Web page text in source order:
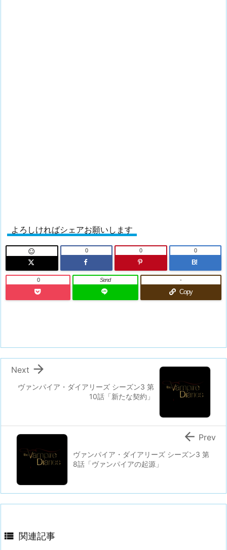
よろしければシェアお願いします
 0 0
B!
0
0 Send
Copy
-
ヴァンパイア・ダイアリーズ シーズン3 第
10話「新たな契約」

Next
ヴァンパイア・ダイアリーズ シーズン3 第
8話「ヴァンパイアの起源」
 Prev
 関連記事